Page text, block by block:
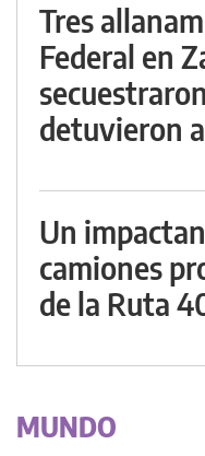
Tres
Federal en
detuvieron
Un
camiones
de la Ruta
MUNDO